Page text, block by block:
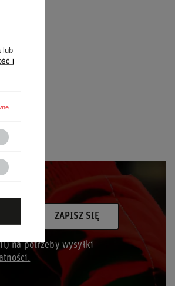
na potrzeby wysyłki
ZAPISZ SIĘ
lub
i